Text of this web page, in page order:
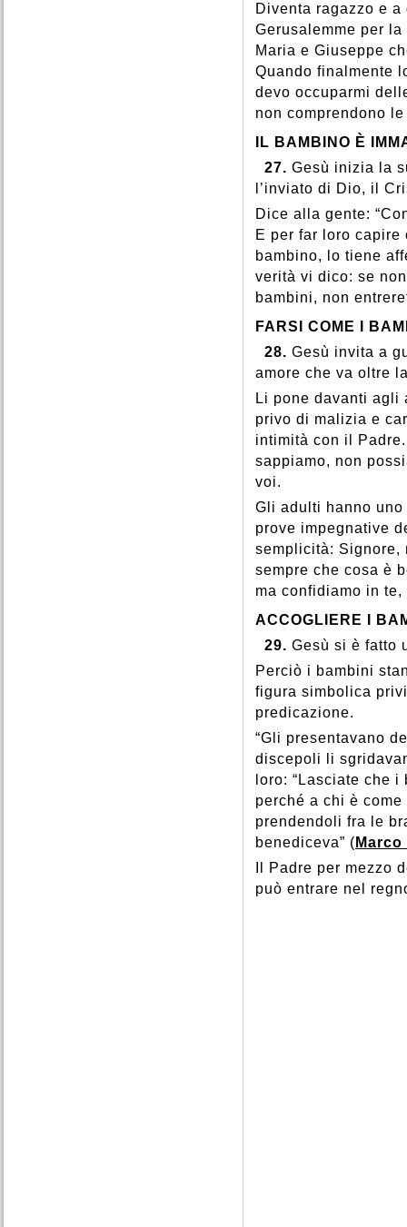
Diventa ragazzo e
Gerusalemme per
Maria e Giuseppe
Quando finalmente
devo occuparmi
non comprendono
IL BAMBINO È
27. Gesù inizia la
l’inviato di Dio, il
Dice alla gente:
E per far loro
bambino, lo tiene
verità vi dico: se
bambini, non
FARSI COME I
28. Gesù invita a
amore che va oltre
Li pone davanti agli
privo di malizia e
intimità con il
sappiamo, non
voi.
Gli adulti hanno
prove impegnative
semplicità: Signore,
sempre che cosa è
ma confidiamo in te,
ACCOGLIERE I
29. Gesù si è fatto
Perciò i bambini
figura simbolica
predicazione.
“Gli presentavano
discepoli li
loro: “Lasciate che
perché a chi è
prendendoli fra le
benediceva” ( Marco
Il Padre per mezzo
può entrare nel